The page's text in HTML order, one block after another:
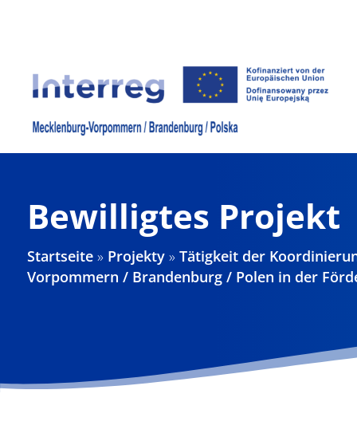
Bewilligtes Projekt
Startseite » Projekty »Tätigkeit der
Vorpommern / Brandenburg / Polen in der